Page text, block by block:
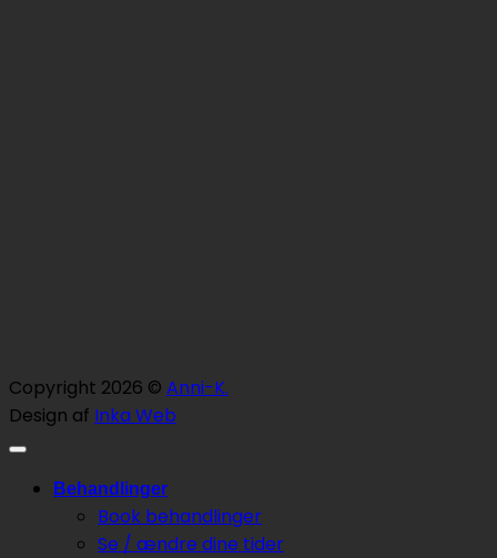
Copyright 2026 © Anni-K.
Design af Inka Web
Behandlinger
Book behandlinger
Se / ændre dine tider